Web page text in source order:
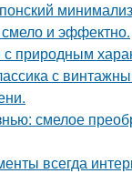
и эффектно.
с природным
с
смелое
всегда